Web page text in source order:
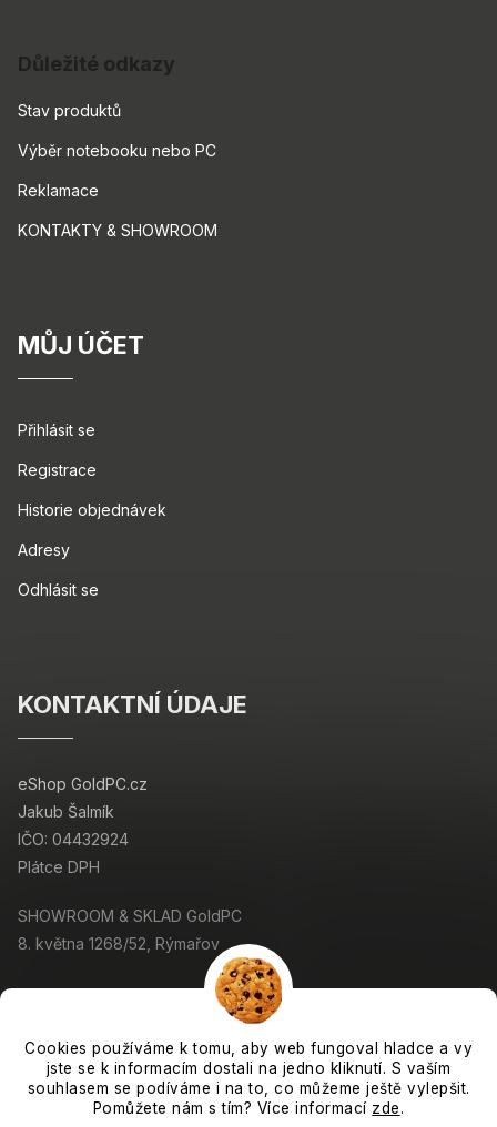
Cookies používáme k tomu, aby web fungoval hladce a vy
jste se k informacím dostali na jedno kliknutí. S vaším
souhlasem se podíváme i na to, co můžeme ještě vylepšit.
Pomůžete nám s tím? Více informací zde.
Důležité odkazy
Stav produktů
Výběr notebooku nebo PC
Reklamace
KONTAKTY & SHOWROOM
MŮJ ÚČET
Přihlásit se
Registrace
Historie objednávek
Adresy
Odhlásit se
KONTAKTNÍ ÚDAJE
eShop GoldPC.cz
Jakub Šalmík
IČO: 04432924
Plátce DPH
SHOWROOM & SKLAD GoldPC
8. května 1268/52, Rýmařov
Copyright 2026GoldPC.cz . Všechna práva vyhrazena.
Grafický návrh vytvořil a nakódovalShoptak.cz